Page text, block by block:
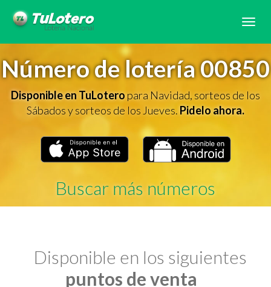
Número de lotería 00850
Disponible en TuLoteropara Navidad, sorteos de los
Sábados y sorteos de los Jueves.Pidelo ahora.
Buscar más números
Disponible en los siguientes
puntos de venta